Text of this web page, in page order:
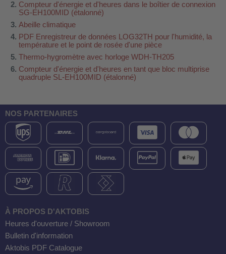
Compteur d'énergie et d'heures dans le boîtier de connexion
SG-EH100MID (étalonné)
Abeille climatique
PDF Enregistreur de données LOG32TH pour l'humidité, la
température et le point de rosée d'une pièce
Thermo-hygromètre avec horloge WDH-TH205
Compteur d'énergie et d'heures en tant que bloc multiprise
quadruple SL-EH100MID (étalonné)
NOS PARTENAIRES
À PROPOS D'AKTOBIS
Heures d'ouverture / Showroom
Bulletin d'information
Aktobis PDF Catalogue